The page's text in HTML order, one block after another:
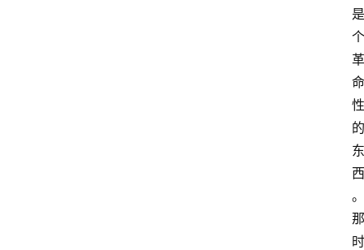
是
个
革
命
性
的
东
西
。
那
时